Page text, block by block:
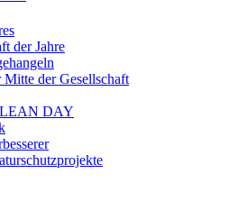
der Jahre
der Gesellschaft
DAY